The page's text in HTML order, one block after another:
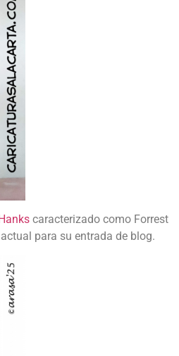
caracterizado como Forrest
para su entrada de blog.